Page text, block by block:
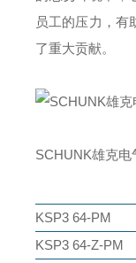
员工的压力，有
了重大贡献。
SCHUNK雄克电
KSP3 64-PM
KSP3 64-Z-PM